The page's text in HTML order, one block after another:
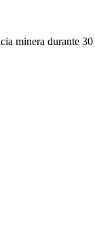
minera durante 30